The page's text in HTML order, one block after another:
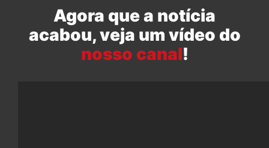
Agora que a notícia
acabou, veja um vídeo do
nosso canal!